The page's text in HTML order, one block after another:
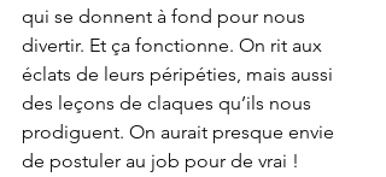
qui se donnent à fond pour nous
divertir. Et ça fonctionne. On rit aux
éclats de leurs péripéties, mais aussi
des leçons de claques qu’ils nous
prodiguent. On aurait presque envie
de postuler au job pour de vrai !